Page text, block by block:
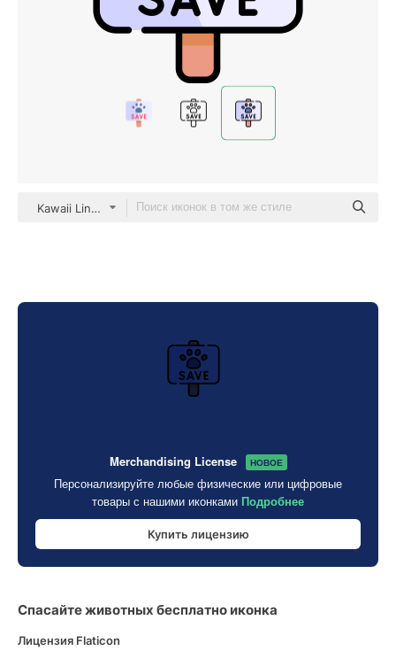
Kawaii Lineal color
Merchandising License НОВОЕ
Персонализируйте любые физические или цифровые
товары с нашими иконками Подробнее
Купить лицензию
Спасайте животных бесплатно иконка
Лицензия Flaticon